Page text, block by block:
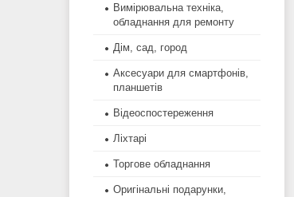
Вимірювальна техніка,
обладнання для ремонту
Дім, сад, город
Аксесуари для смартфонів,
планшетів
Відеоспостереження
Ліхтарі
Торгове обладнання
Оригінальні подарунки,